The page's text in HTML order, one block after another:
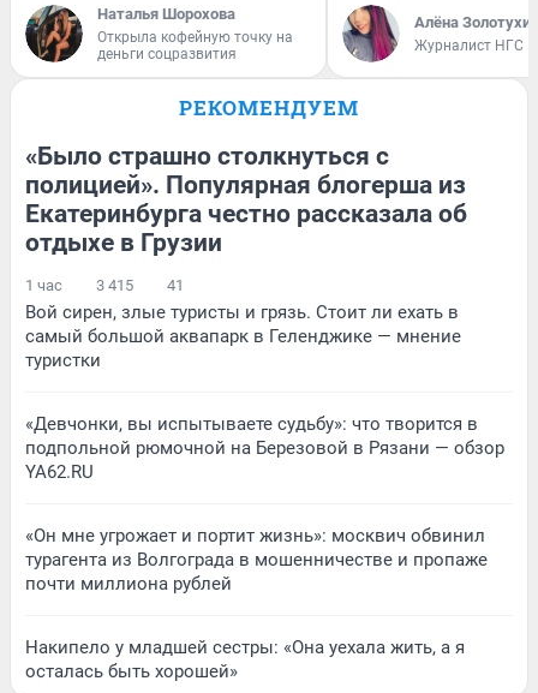
Наталья Шорохова
Открыла кофейную точку на
деньги соцразвития
Алёна
Журналист НГС
РЕКОМЕНДУЕМ
«Было страшно столкнуться с
полицией». Популярная блогерша из
Екатеринбурга честно рассказала об
отдыхе в Грузии
1 час 3 415 41
Вой сирен, злые туристы и грязь. Стоит ли ехать в
самый большой аквапарк в Геленджике — мнение
туристки
«Девчонки, вы испытываете судьбу»: что творится в
подпольной рюмочной на Березовой в Рязани — обзор
YA62.RU
«Он мне угрожает и портит жизнь»: москвич обвинил
турагента из Волгограда в мошенничестве и пропаже
почти миллиона рублей
Накипело у младшей сестры: «Она уехала жить, а я
осталась быть хорошей»